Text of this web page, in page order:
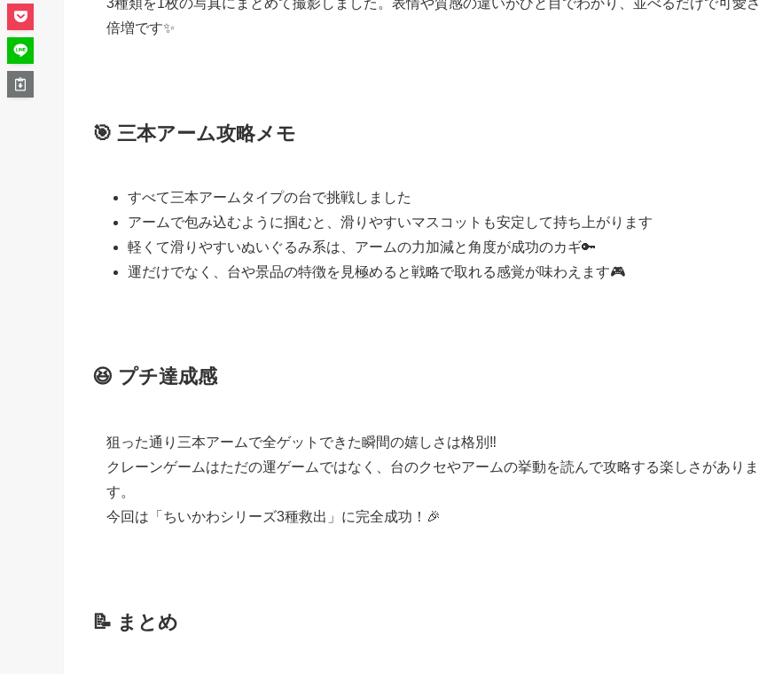
倍増です✨
🎯 三本アーム攻略メモ
すべて三本アームタイプの台で挑戦しました
アームで包み込むように掴むと、滑りやすいマスコットも安定して持ち上がります
軽くて滑りやすいぬいぐるみ系は、アームの力加減と角度が成功のカギ🔑
運だけでなく、台や景品の特徴を見極めると戦略で取れる感覚が味わえます🎮
😆 プチ達成感
狙った通り三本アームで全ゲットできた瞬間の嬉しさは格別‼️
クレーンゲームはただの運ゲームではなく、台のクセやアームの挙動を読んで攻略する楽しさがありま
す。
今回は「ちいかわシリーズ3種救出」に完全成功！🎉
📝 まとめ